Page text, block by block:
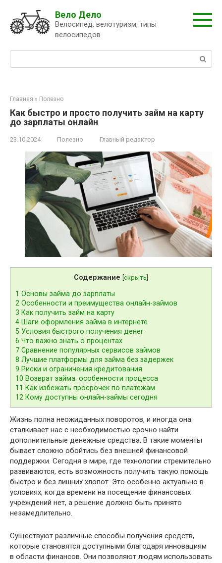
контенту
Вело Дело
Велосипед, велотуризм, типы
велосипедов
Главная » Полезно
Как быстро и просто получить займ на карту
до зарплаты онлайн
23.10.2024 Полезно Главный редактор
Содержание скрыть
1 Основы займа до зарплаты
2 Особенности и преимущества онлайн-займов
3 Как получить займ на карту
4 Шаги оформления займа в интернете
5 Условия быстрого получения денег
6 Что важно знать о процентах
7 Сравнение популярных сервисов займов
8 Лучшие платформы для займа без задержек
9 Риски и ограничения кредитования
10 Возврат займа: особенности процесса
11 Как избежать просрочек по платежам
12 Кому доступны онлайн-займы сегодня
Жизнь полна неожиданных поворотов, и иногда она
сталкивает нас с необходимостью срочно найти
дополнительные денежные средства. В такие моменты
бывает сложно обойтись без внешней финансовой
поддержки. Сегодня в мире, где технологии стремительно
развиваются, есть возможность получить такую помощь
быстро и без лишних хлопот. Это особенно актуально в
условиях, когда времени на посещение финансовых
учреждений нет, а решение должно быть принято
незамедлительно.
Существуют различные способы получения средств,
которые становятся доступными благодаря инновациям
в области финансов. Они позволяют людям использовать